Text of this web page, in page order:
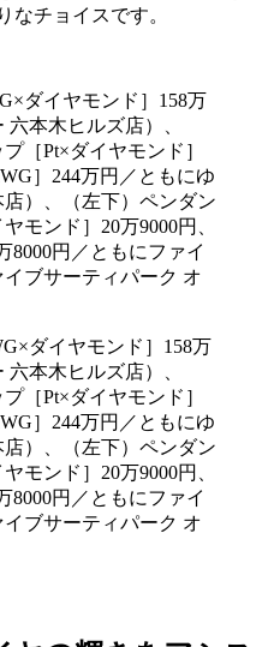
なチョイスです。
ダイヤモンド］158万
本木ヒルズ店）、
［Pt×ダイヤモンド］
］244万円／ともにゆ
）、（左下）ペンダン
モンド］20万9000円、
8000円／ともにファイ
ブサーティパーク オ